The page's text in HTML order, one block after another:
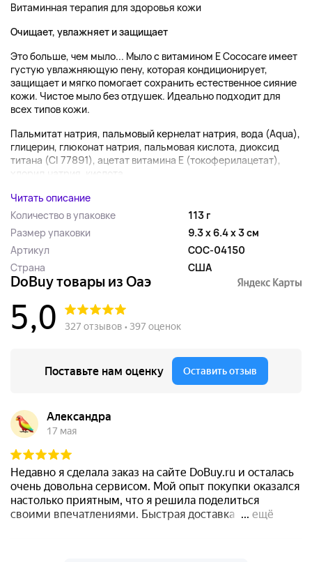
Витаминная терапия для здоровья кожи
Очищает, увлажняет и защищает
Это больше, чем мыло... Мыло с витамином E Cococare имеет
густую увлажняющую пену, которая кондиционирует,
защищает и мягко помогает сохранить естественное сияние
кожи. Чистое мыло без отдушек. Идеально подходит для
всех типов кожи.
Пальмитат натрия, пальмовый кернелат натрия, вода (Aqua),
глицерин, глюконат натрия, пальмовая кислота, диоксид
титана (CI 77891), ацетат витамина Е (токоферилацетат),
хлорид натрия, кислота...
Читать описание
Количество в упаковке
113 г
Размер упаковки
9.3 x 6.4 x 3 см
Артикул
COC-04150
Страна
США